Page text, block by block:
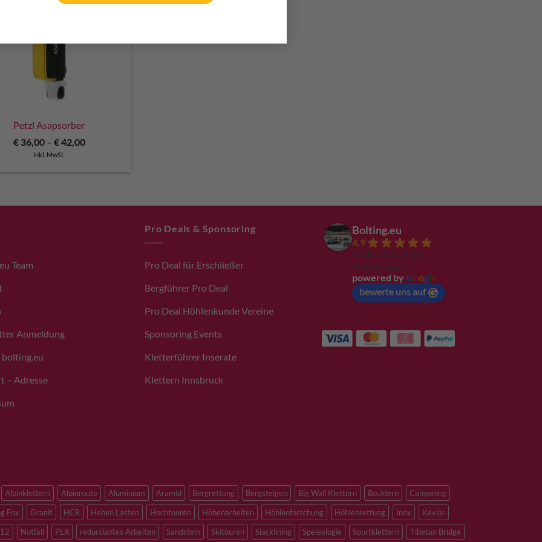
Petzl Asapsorber
€36,00– €42,00
inkl. MwSt.
Team
Anmeldung
– Adresse
Pro Deals & Sponsoring
Pro Deal für Erschließer
Bergführer Pro Deal
Pro Deal Höhlenkunde Vereine
Sponsoring Events
Kletterführer Inserate
Klettern Innsbruck
Bolting.eu
4.9
Basierend auf 94
Bewertungen
powered by G ogl
bewerte uns auf
Alpinklettern Alpinroute Aluminium Aramid Bergrettung Bergsteigen Big Wall Klettern Bouldern
Canyoning
Fox
Granit HCR Heben Lasten Hochtouren Höhenarbeiten Höhlenforschung Höhlenrettung Inox
Kevlar
Notfall PLX redundantes Arbeiten Sandstein Skitouren Slacklining Speleologie Sportklettern Tibetan Bridge